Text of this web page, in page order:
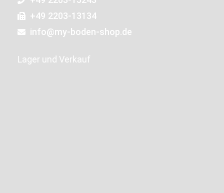
+49 2203-13134
info@my-boden-shop.de
Lager und Verkauf